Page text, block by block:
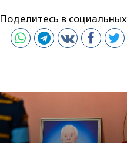
Поделитесь в